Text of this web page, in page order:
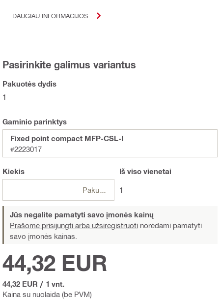
DAUGIAU INFORMACIJOS
Pasirinkite galimus variantus
Pakuotės dydis
1
Gaminio parinktys
Fixed point compact MFP-CSL-I
#2223017
Kiekis
Pakuotės
Iš visovienetai
1
Jūs negalite pamatyti savo įmonės kainų
Prašome prisijungti arba užsiregistruoti norėdami pamatyti
savo įmonės kainas.
Kaina su nuolaida (be PVM)
44,32 EUR
44,32 EUR / 1 vnt.